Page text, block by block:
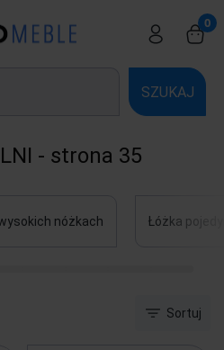
SZUKAJ
- strona 35
nóżkach Łóżka
Sortuj